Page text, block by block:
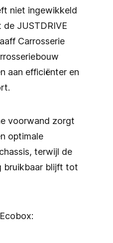
niet ingewikkeld
JUSTDRIVE
Carrosserie
aan efficiënter en
voorwand zorgt
optimale
terwijl de
bruikbaar blijft tot